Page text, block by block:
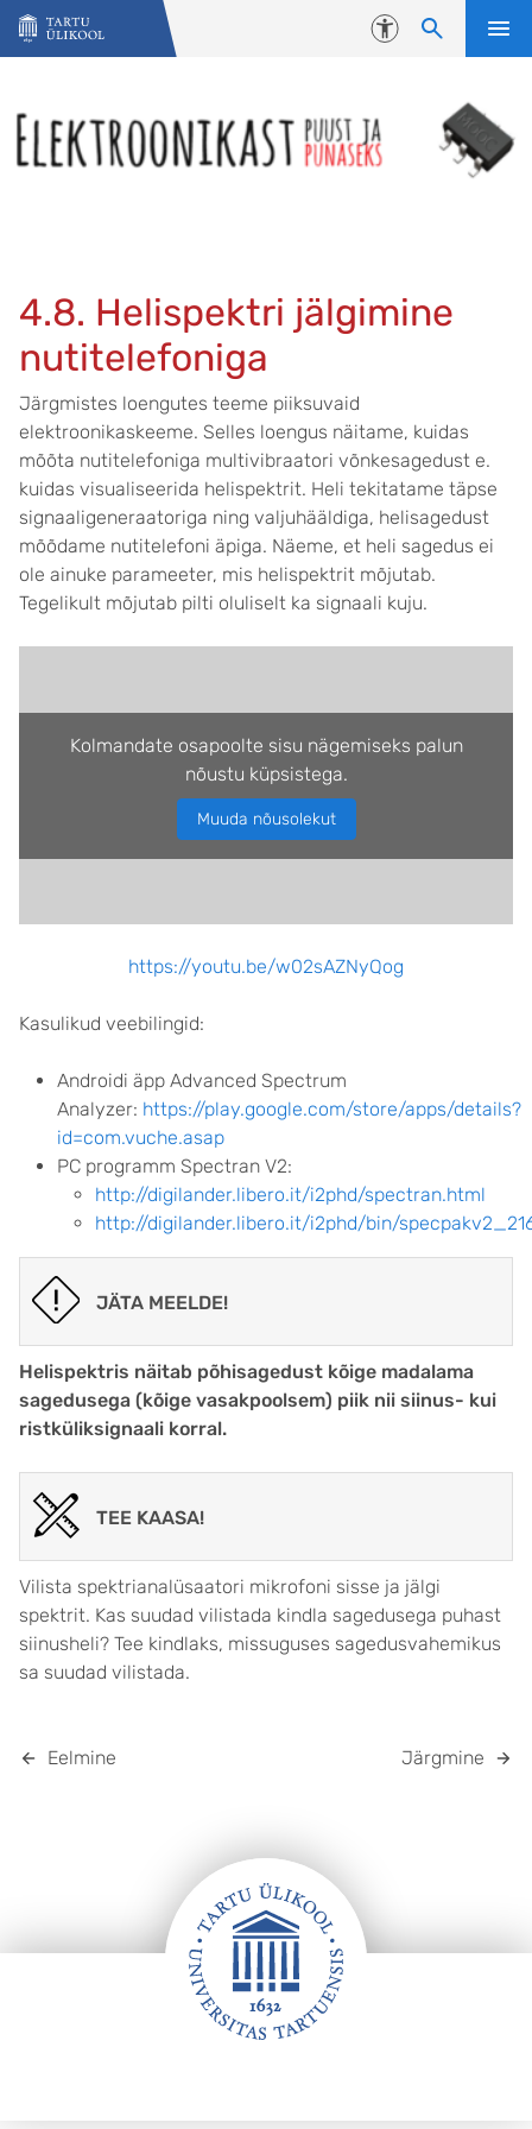
Liigu edasi põhisisu juurde
Juurdepääsetavus
4.8. Helispektri jälgimine
nutitelefoniga
Järgmistes loengutes teeme piiksuvaid
elektroonikaskeeme. Selles loengus näitame, kuidas
mõõta nutitelefoniga multivibraatori võnkesagedust e.
kuidas visualiseerida helispektrit. Heli tekitatame täpse
signaaligeneraatoriga ning valjuhääldiga, helisagedust
mõõdame nutitelefoni äpiga. Näeme, et heli sagedus ei
ole ainuke parameeter, mis helispektrit mõjutab.
Tegelikult mõjutab pilti oluliselt ka signaali kuju.
Kolmandate osapoolte sisu nägemiseks palun
nõustu küpsistega.
Muuda nõusolekut
https://youtu.be/w02sAZNyQog
Kasulikud veebilingid:
Androidi äpp Advanced Spectrum
Analyzer: https://play.google.com/store/apps/details?
id=com.vuche.asap
PC programm Spectran V2:
http://digilander.libero.it/i2phd/spectran.html
http://digilander.libero.it/i2phd/bin/
JÄTA MEELDE!
Helispektris näitab põhisagedust kõige madalama
sagedusega (kõige vasakpoolsem) piik nii siinus- kui
ristküliksignaali korral.
TEE KAASA!
Vilista spektrianalüsaatori mikrofoni sisse ja jälgi
spektrit. Kas suudad vilistada kindla sagedusega puhast
siinusheli? Tee kindlaks, missuguses sagedusvahemikus
sa suudad vilistada.
Eelmine Järgmine